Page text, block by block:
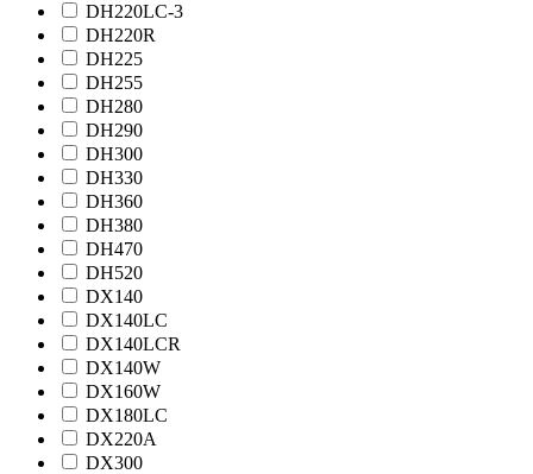
DH220LC-3
DH220R
DH225
DH255
DH280
DH290
DH300
DH330
DH360
DH380
DH470
DH520
DX140
DX140LC
DX140LCR
DX140W
DX160W
DX180LC
DX220A
DX300